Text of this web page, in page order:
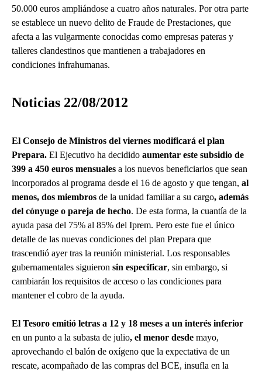
50.000 euros ampliándose a cuatro años naturales. Por otra parte
se establece un nuevo delito de Fraude de Prestaciones, que
afecta a las vulgarmente conocidas como empresas pateras y
talleres clandestinos que mantienen a trabajadores en
condiciones infrahumanas.
Noticias 22/08/2012
El Consejo de Ministros del viernes modificará el plan
Prepara. El Ejecutivo ha decidido aumentar este subsidio de
399 a 450 euros mensuales a los nuevos beneficiarios que sean
incorporados al programa desde el 16 de agosto y que tengan, al
menos, dos miembros de la unidad familiar a su cargo, además
del cónyuge o pareja de hecho. De esta forma, la cuantía de la
ayuda pasa del 75% al 85% del Iprem. Pero este fue el único
detalle de las nuevas condiciones del plan Prepara que
trascendió ayer tras la reunión ministerial. Los responsables
gubernamentales siguieron sin especificar, sin embargo, si
cambiarán los requisitos de acceso o las condiciones para
mantener el cobro de la ayuda.
El Tesoro emitió letras a 12 y 18 meses a un interés inferior
en un punto a la subasta de julio, el menor desde mayo,
aprovechando el balón de oxígeno que la expectativa de un
rescate, acompañado de las compras del BCE, insufla en la